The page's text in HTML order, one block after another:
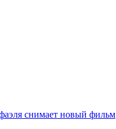
снимает новый фильм